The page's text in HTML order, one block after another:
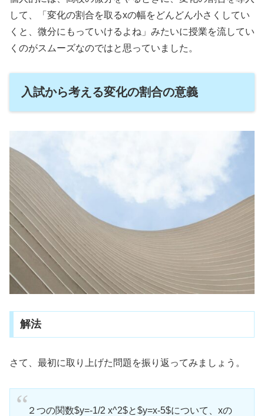
して、「変化の割合を取るxの幅をどんどん小さくしてい
くと、微分にもっていけるよね」みたいに授業を流してい
くのがスムーズなのではと思っていました。
入試から考える変化の割合の意義
解法
さて、最初に取り上げた問題を振り返ってみましょう。
２つの関数$y=-1/2 x^2$と$y=x-5$について、xの